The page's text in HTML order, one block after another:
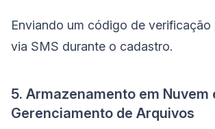
Enviando um código de verificação
via SMS durante o cadastro.
5. Armazenamento em Nuvem
Gerenciamento de Arquivos